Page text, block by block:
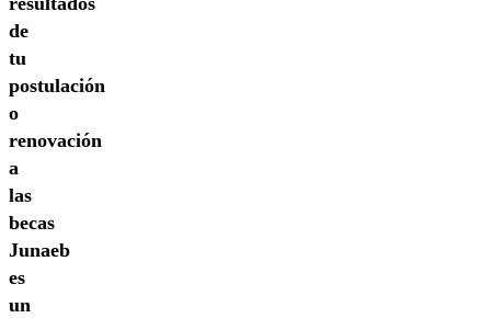
de
tu
postulación
o
renovación
a
las
becas
Junaeb
es
un